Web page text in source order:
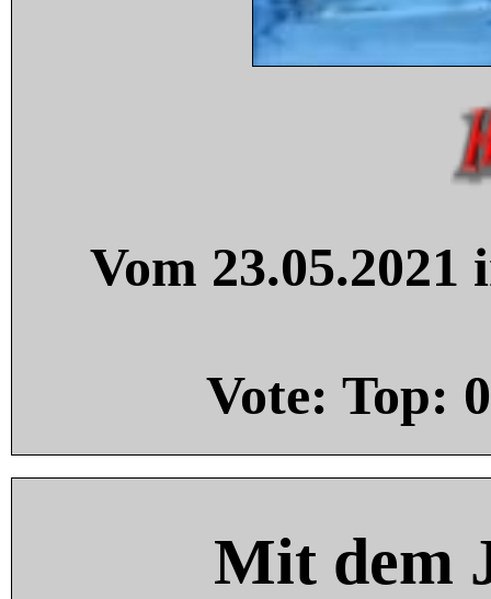
Vom
Vote: Top: 0
Mit dem